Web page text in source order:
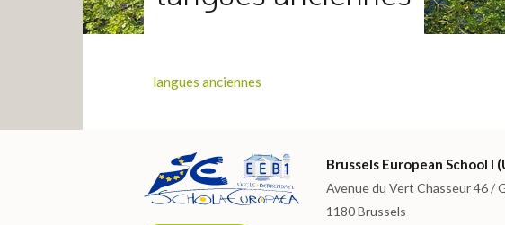
langues anciennes
Brussels European School I
Avenue du Vert Chasseur 46 /
1180 Brussels